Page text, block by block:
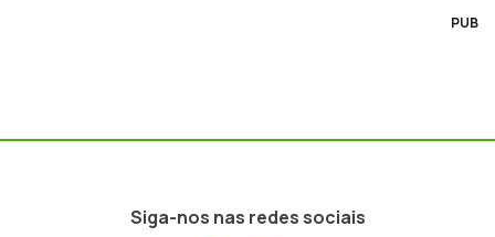
PUB
Siga-nos nas redes sociais